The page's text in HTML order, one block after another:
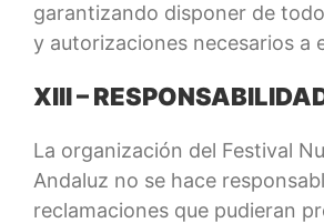
garantizando disponer de
y autorizaciones necesarios a
XIII –
La organización del Festival
Andaluz no se hace
reclamaciones que pudieran